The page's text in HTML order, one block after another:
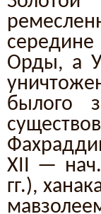
середине
Орды, а
былого
XII — нач.
гг.),